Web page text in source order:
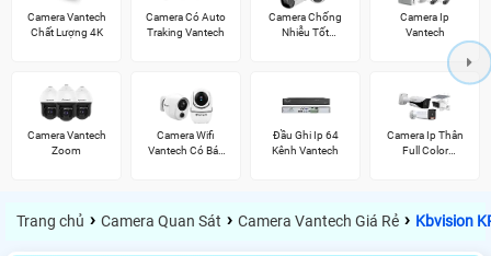
Camera Vantech
Chất Lượng 4K
Camera Có Auto
Traking Vantech
Camera Chống
Nhiễu Tốt
Camera Ip
Vantech
Camera Vantech
Zoom
Camera Wifi
Vantech Có Báo
Đầu Ghi Ip 64
Kênh Vantech
Camera Ip Thân
Full Color
Trang chủ › Camera Quan Sát › Camera Vantech Giá Rẻ › Kbvision